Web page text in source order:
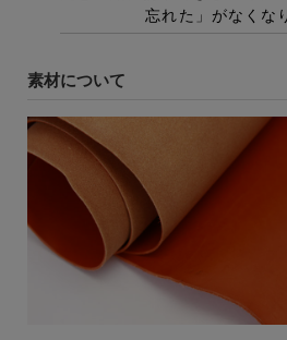
素材について